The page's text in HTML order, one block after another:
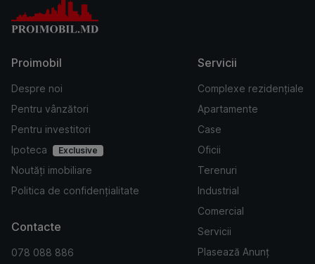
Proimobil
Despre noi
Pentru vânzători
Pentru investitori
Ipoteca
Exclusive
Noutăți imobiliare
Politica de confidențialitate
Servicii
Complexe rezidențiale
Apartamente
Case
Oficii
Terenuri
Industrial
Comercial
Servicii
Plasează Anunț
Contacte
078 088 886